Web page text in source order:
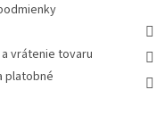
vrátenie tovaru
platobné